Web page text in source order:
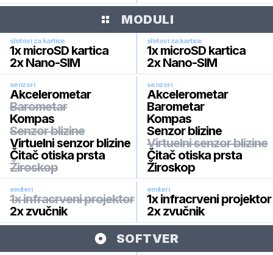
MODULI
slotovi za kartice
1x microSD kartica
2x Nano-SIM
slotovi za kartice
1x microSD kartica
2x Nano-SIM
senzori
Akcelerometar
Barometar
Kompas
Senzor blizine
Virtuelni senzor blizine
Čitač otiska prsta
Žiroskop
senzori
Akcelerometar
Barometar
Kompas
Senzor blizine
Virtuelni senzor blizine
Čitač otiska prsta
Žiroskop
emiteri
1x infracrveni projektor
2x zvučnik
emiteri
1x infracrveni projektor
2x zvučnik
SOFTVER